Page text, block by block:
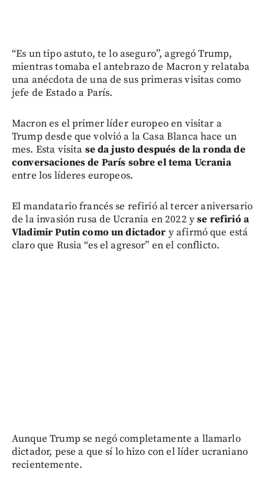
“Es un tipo astuto, te lo aseguro”, agregó Trump,
mientras tomaba el antebrazo de Macron y relataba
una anécdota de una de sus primeras visitas como
jefe de Estado a París.
Macron es el primer líder europeo en visitar a
Trump desde que volvió a la Casa Blanca hace un
mes. Esta visita se da justo después de la ronda de
conversaciones de París sobre el tema Ucrania
entre los líderes europeos.
El mandatario francés se refirió al tercer aniversario
de la invasión rusa de Ucrania en 2022 yse refirió a
Vladimir Putin como un dictador y afirmó que está
claro que Rusia “es el agresor” en el conflicto.
Aunque Trump se negó completamente a llamarlo
dictador, pese a que sí lo hizo con el líder ucraniano
recientemente.